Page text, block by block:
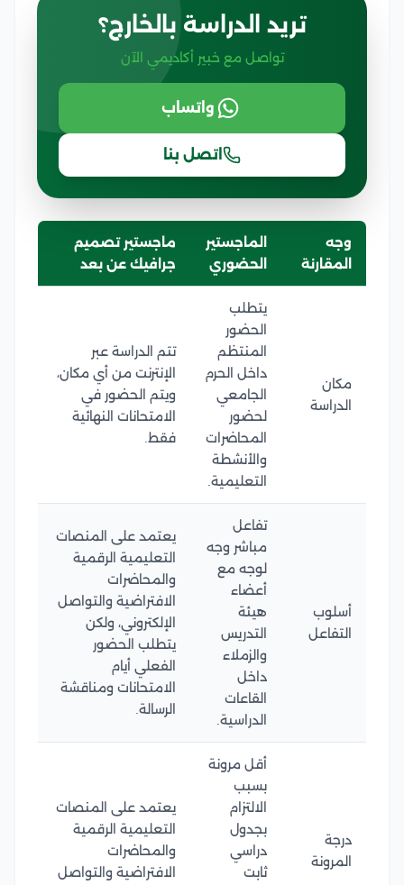
تريد الدراسة بالخارج؟
تواصل مع خبير أكاديمي الآن
واتساب
اتصل بنا
وجه
المقارنة
الماجستير
الحضوري
ماجستير تصميم
جرافيك عن بعد
مكان
الدراسة
يتطلب
الحضور
المنتظم
داخل الحرم
الجامعي
لحضور
المحاضرات
والأنشطة
التعليمية.
تتم الدراسة عبر
الإنترنت من أي مكان،
ويتم الحضور في
الامتحانات النهائية
فقط.
أسلوب
التفاعل
تفاعل
مباشر وجه
لوجه مع
أعضاء
هيئة
التدريس
والزملاء
داخل
القاعات
الدراسية.
يعتمد على المنصات
التعليمية الرقمية
والمحاضرات
الافتراضية والتواصل
الإلكتروني، ولكن
يتطلب الحضور
الفعلي أيام
الامتحانات ومناقشة
الرسالة.
درجة
المرونة
أقل مرونة
بسبب
الالتزام
بجدول
دراسي
ثابت
يعتمد على المنصات
التعليمية الرقمية
والمحاضرات
الافتراضية والتواصل